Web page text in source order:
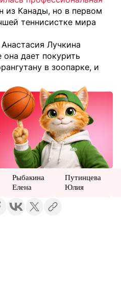
из Канады, но в первом
теннисистке мира
Лучкина
она дает покурить
в зоопарке, и
Рыбакина
Елена
Путинцева
Юлия